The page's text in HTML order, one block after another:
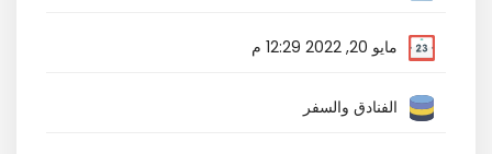
مايو 20, 2022 12:29 م
الفنادق والسفر